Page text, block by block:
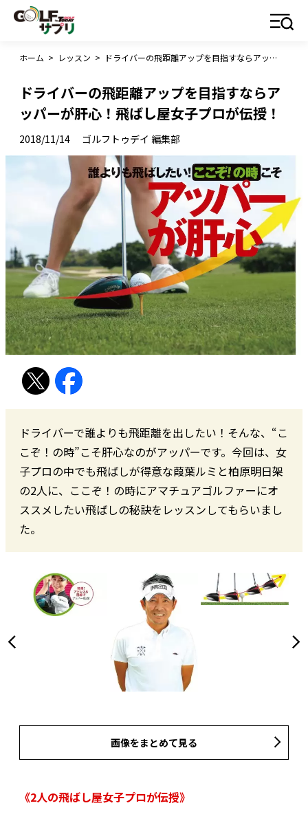
ホーム > レッスン > ドライバーの飛距離アップを目指すならアッパーが肝心！飛ばし屋女子プロが伝授！
ドライバーの飛距離アップを目指すならア
ッパーが肝心！飛ばし屋女子プロが伝授！
2018/11/14 ゴルフトゥデイ 編集部
ドライバーで誰よりも飛距離を出したい！そんな、“こ
こぞ！の時”こそ肝心なのがアッパーです。今回は、女
子プロの中でも飛ばしが得意な葭葉ルミと柏原明日架
の2人に、ここぞ！の時にアマチュアゴルファーにオ
ススメしたい飛ばしの秘訣をレッスンしてもらいまし
た。
画像をまとめて見る
《2人の飛ばし屋女子プロが伝授》